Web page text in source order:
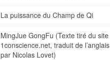
La puissance du Champ de Qi
MingJue GongFu (Texte tiré du site
1conscience.net, traduit de l’anglais
par Nicolas Lovet)